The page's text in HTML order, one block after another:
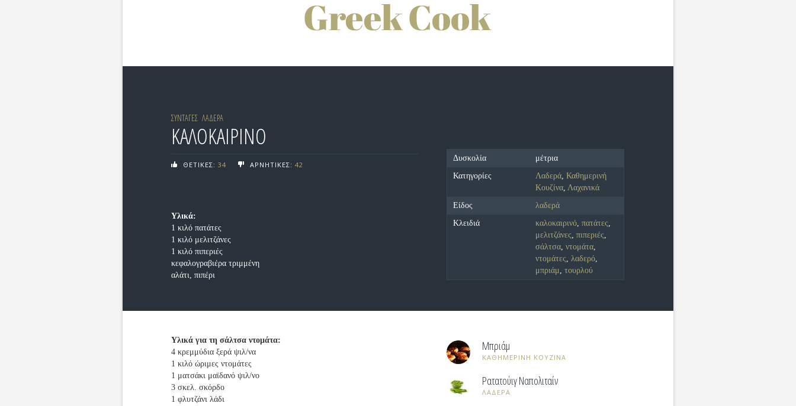
ΣΥΝΤΑΓΕΣ ΛΑΔΕΡΑ
ΚΑΛΟΚΑΙΡΙΝΟ
ΘΕΤΙΚΕΣ: 34 ΑΡΝΗΤΙΚΕΣ: 42
Υλικά:
1 κιλό πατάτες
1 κιλό μελιτζάνες
1 κιλό πιπεριές
κεφαλογραβιέρα τριμμένη
αλάτι, πιπέρι
Δυσκολία
μέτρια
Κατηγορίες
Λαδερά,Καθημερινή
Κουζίνα,Λαχανικά
Είδος
λαδερά
Κλειδιά
καλοκαιρινό,πατάτες,
μελιτζάνες,πιπεριές,
σάλτσα,ντομάτα,
ντομάτες,λαδερό,
μπριάμ,τουρλού
Υλικά για τη σάλτσα ντομάτα:
4 κρεμμύδια ξερά ψιλ/να
1 κιλό ώριμες ντομάτες
1 ματσάκι μαϊδανό ψιλ/νο
3 σκελ. σκόρδο
1 φλυτζάνι λάδι
Μπριάμ
ΚΑΘΗΜΕΡΙΝΗ ΚΟΥΖΙΝΑ
Ρατατούιγ Ναπολιταίν
ΛΑΔΕΡΑ